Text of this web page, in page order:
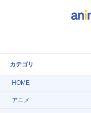
カテゴリ
HOME
アニメ